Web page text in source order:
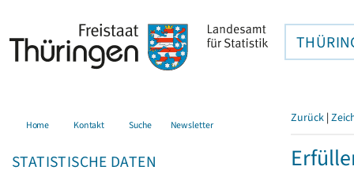
Home Kontakt Suche Newsletter
STATISTISCHE DATEN
Zurück |